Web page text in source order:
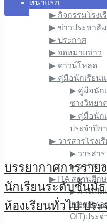
หน้าแรก
▶︎ กิจกรรมโรงเ
▶︎ ข่าวประชาสั
▶︎ ประกาศ
▶︎ จดหมายข่าว
▶︎ ดาวน์โหลด
▶︎ คู่มือนักเรียน
▶︎ คู่มือนัก
ซางวิทยา
▶︎ คู่มือนัก
ประจำปีก
▶︎ วารสารโรงเ
▶︎ วารสา
▶︎ วารสา
▶︎ ITA สถานศึก
▶︎ การเปิด
Integrity
OIT)ประ
บรรยากาศการรา
นักเรียนระดับชั้นมั
ห้องเรียนทั่วไป ปร